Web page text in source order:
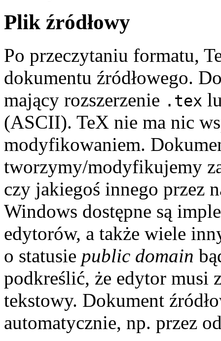
Plik źródłowy
Po przeczytaniu formatu,
dokumentu źródłowego.
mający rozszerzenie .tex
(ASCII). TeX nie ma nic
modyfikowaniem.
tworzymy/modyfikujemy
czy jakiegoś innego przez
Windows dostępne są
edytorów, a także wiele
o statusie public domain
podkreślić, że edytor musi
tekstowy. Dokument
automatycznie, np. przez